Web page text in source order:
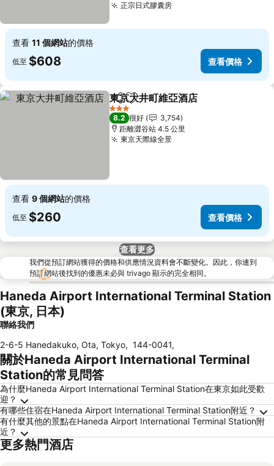
正宗日式膠囊房
查看 11 個網站的價格
低至 $608 查看價格
分享 放到收藏夾
東京大井町維亞酒店
3 星級
8.2 很好
3,754
距離澀谷站 4.5 公里
東京天際線全景
查看 9 個網站的價格
低至 $260 查看價格
查看更多
我們從預訂網站獲得的價格和供應情況資料會不斷變化。因此，你連到
預訂網站後找到的優惠未必與 trivago 顯示的完全相同。
Haneda Airport International Terminal Station
(東京, 日本)
聯絡我們
2-6-5 Hanedakuko, Ota, Tokyo, 144-0041,
關於Haneda Airport International Terminal
Station的常見問答
為什麼Haneda Airport International Terminal Station在東京如此受歡
迎？
有哪些住宿在Haneda Airport International Terminal Station附近？
有什麼其他的景點在Haneda Airport International Terminal Station附
近？
更多熱門酒店